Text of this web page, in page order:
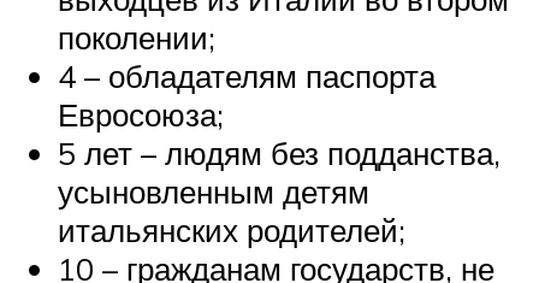
поколении;
4 – обладателям паспорта
Евросоюза;
5 лет – людям без подданства,
усыновленным детям
итальянских родителей;
10 – гражданам государств, не